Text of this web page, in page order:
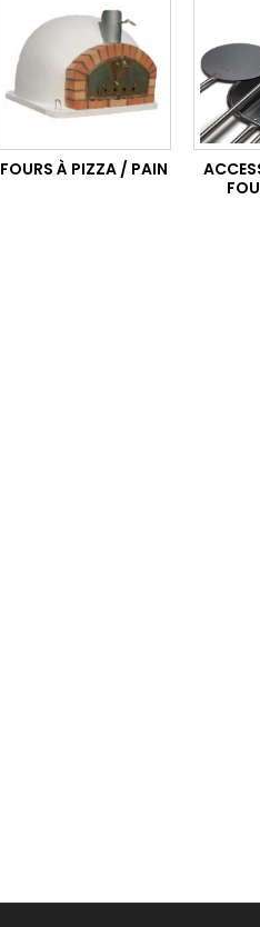
FOURS À PIZZA / PAIN